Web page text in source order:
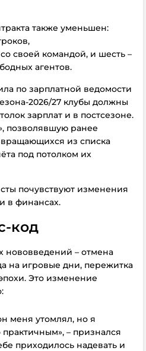
также уменьшен:
своей командой, и шесть –
агентов.
по зарплатной ведомости
2026/27 клубы должны
зарплат и в постсезоне.
позволявшую ранее
из списка
под потолком их
почувствуют изменения
в финансах.
код
нововведений – отмена
на игровые дни, пережитка
Это изменение
меня утомлял, но я
практичным», – признался
приходилось надевать и